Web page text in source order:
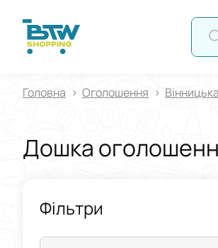
Головна Оголошення
Дошка
Фільтри